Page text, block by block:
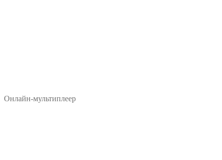
Онлайн-мультиплеер